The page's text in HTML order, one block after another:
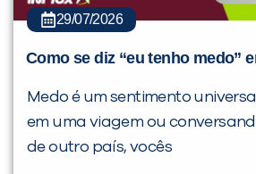
29/07/2026
Como se diz “eu tenho medo”
Medo é um sentimento
em uma viagem ou
de outro país, vocês